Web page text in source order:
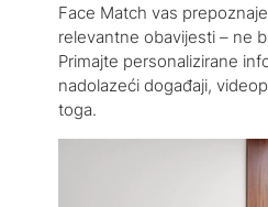
Face Match vas
relevantne obavijesti – ne
Primajte personalizirane
nadolazeći događaji,
toga.